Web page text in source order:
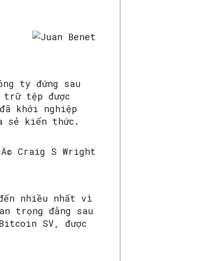
ty đứng sau
trữ tệp được
khởi nghiệp
sẻ kiến ​​thức.
nhiều nhất vì
trọng đằng sau
SV, được